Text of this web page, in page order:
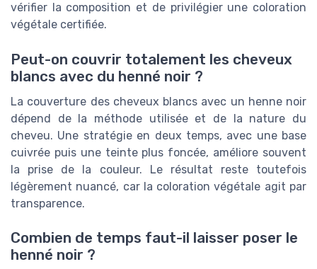
vérifier la composition et de privilégier une coloration
végétale certifiée.
Peut-on couvrir totalement les cheveux
blancs avec du henné noir ?
La couverture des cheveux blancs avec un henne noir
dépend de la méthode utilisée et de la nature du
cheveu. Une stratégie en deux temps, avec une base
cuivrée puis une teinte plus foncée, améliore souvent
la prise de la couleur. Le résultat reste toutefois
légèrement nuancé, car la coloration végétale agit par
transparence.
Combien de temps faut-il laisser poser le
henné noir ?